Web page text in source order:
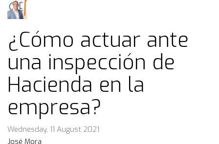
¿Cómo actuar ante
una inspección de
Hacienda en la
empresa?
Wednesday, 11 August 2021
José Mora